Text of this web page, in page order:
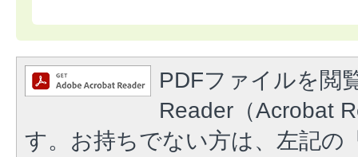
PDFファイルを閲
Reader（Acrobat
す。お持ちでない方は、左記の